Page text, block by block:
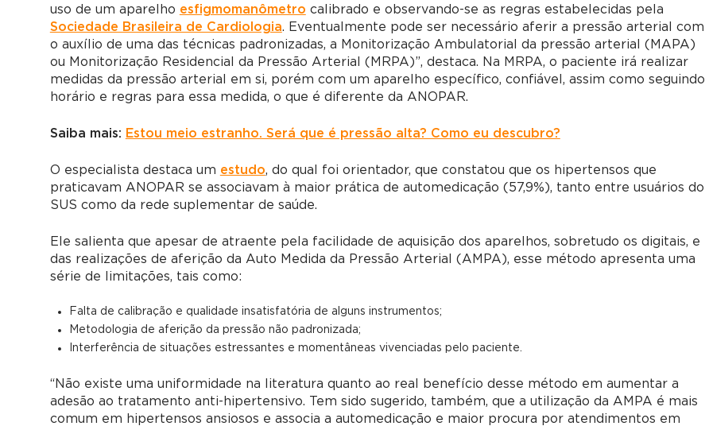
uso de um aparelho esfigmomanômetro calibrado e observando-se as regras estabelecidas pela
Sociedade Brasileira de Cardiologia. Eventualmente pode ser necessário aferir a pressão arterial com
o auxílio de uma das técnicas padronizadas, a Monitorização Ambulatorial da pressão arterial (MAPA)
ou Monitorização Residencial da Pressão Arterial (MRPA)”, destaca. Na MRPA, o paciente irá realizar
medidas da pressão arterial em si, porém com um aparelho específico, confiável, assim como seguindo
horário e regras para essa medida, o que é diferente da ANOPAR.
Saiba mais: Estou meio estranho. Será que é pressão alta? Como eu descubro?
O especialista destaca um estudo, do qual foi orientador, que constatou que os hipertensos que
praticavam ANOPAR se associavam à maior prática de automedicação (57,9%), tanto entre usuários do
SUS como da rede suplementar de saúde.
Ele salienta que apesar de atraente pela facilidade de aquisição dos aparelhos, sobretudo os digitais, e
das realizações de aferição da Auto Medida da Pressão Arterial (AMPA), esse método apresenta uma
série de limitações, tais como:
Falta de calibração e qualidade insatisfatória de alguns instrumentos;
Metodologia de aferição da pressão não padronizada;
Interferência de situações estressantes e momentâneas vivenciadas pelo paciente.
“Não existe uma uniformidade na literatura quanto ao real benefício desse método em aumentar a
adesão ao tratamento anti-hipertensivo. Tem sido sugerido, também, que a utilização da AMPA é mais
comum em hipertensos ansiosos e associa a automedicação e maior procura por atendimentos em